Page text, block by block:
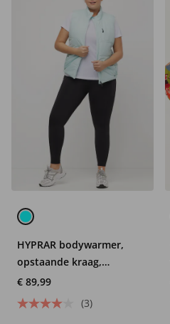
HYPRAR bodywarmer,
opstaande kraag,
reflector, mouwloos
€ 89,99
(3)